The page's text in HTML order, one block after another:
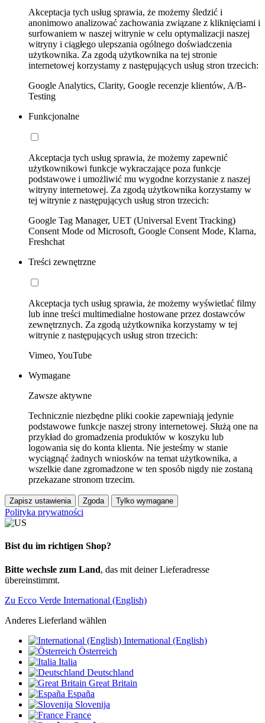
Akceptacja tych usług sprawia, że możemy śledzić i
anonimowo analizować zachowania związane z kliknięciami i
surfowaniem w naszej witrynie w celu optymalizacji naszej
witryny i ciągłego ulepszania ogólnego doświadczenia
użytkownika. Za zgodą użytkownika na tej stronie
internetowej korzystamy z następujących usług stron trzecich:
Google Analytics, Clarity, Google recenzje klientów, A/B-
Testing
Funkcjonalne
Akceptacja tych usług sprawia, że możemy zapewnić
użytkownikowi funkcje wykraczające poza funkcje
podstawowe i umożliwić mu wygodne korzystanie z naszej
witryny internetowej. Za zgodą użytkownika korzystamy w
tej witrynie z następujących usług stron trzecich:
Google Tag Manager, UET (Universal Event Tracking)
Consent Mode od Microsoft, Google Consent Mode, Klarna,
Freshchat
Treści zewnętrzne
Akceptacja tych usług sprawia, że możemy wyświetlać filmy
lub inne treści multimedialne hostowane przez dostawców
zewnętrznych. Za zgodą użytkownika korzystamy w tej
witrynie z następujących usług stron trzecich:
Vimeo, YouTube
Wymagane
Zawsze aktywne
Technicznie niezbędne pliki cookie zapewniają jedynie
podstawowe funkcje naszej strony internetowej. Służą one na
przykład do gromadzenia produktów w koszyku lub
logowania się do konta klienta. Nie jesteśmy w stanie
wyciągnąć żadnych wniosków na temat użytkownika, a
wszelkie dane zgromadzone w ten sposób nigdy nie zostaną
przekazane stronom trzecim.
Zapisz ustawienia Zgoda Tylko wymagane
Polityka prywatności
Bist du im richtigen Shop?
Bitte wechsle zum Land, das mit deiner Lieferadresse
übereinstimmt.
Zu Ecco Verde International (English)
Anderes Lieferland wählen
International (English)
Österreich
Italia
Deutschland
Great Britain
España
Slovenija
France